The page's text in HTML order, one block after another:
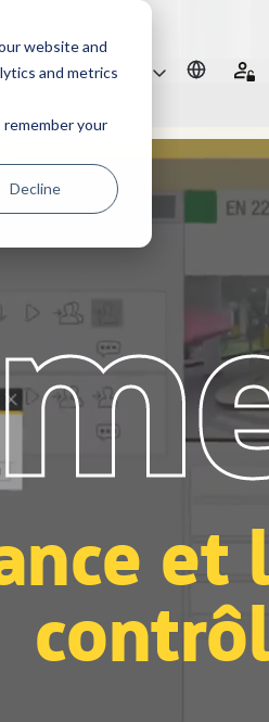
website and
and metrics
your
Decline
propos Carrière
et